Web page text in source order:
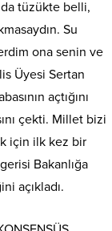
da tüzükte belli,
Su
ona senin ve
Üyesi Sertan
açtığını
çekti. Millet bizi
için ilk kez bir
Bakanlığa
açıkladı.